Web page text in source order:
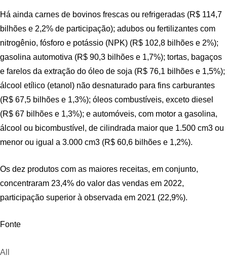
Há ainda carnes de bovinos frescas ou refrigeradas (R$ 114,7
bilhões e 2,2% de participação); adubos ou fertilizantes com
nitrogênio, fósforo e potássio (NPK) (R$ 102,8 bilhões e 2%);
gasolina automotiva (R$ 90,3 bilhões e 1,7%); tortas, bagaços
e farelos da extração do óleo de soja (R$ 76,1 bilhões e 1,5%);
álcool etílico (etanol) não desnaturado para fins carburantes
(R$ 67,5 bilhões e 1,3%); óleos combustíveis, exceto diesel
(R$ 67 bilhões e 1,3%); e automóveis, com motor a gasolina,
álcool ou bicombustível, de cilindrada maior que 1.500 cm3 ou
menor ou igual a 3.000 cm3 (R$ 60,6 bilhões e 1,2%).
Os dez produtos com as maiores receitas, em conjunto,
concentraram 23,4% do valor das vendas em 2022,
participação superior à observada em 2021 (22,9%).
Fonte
All